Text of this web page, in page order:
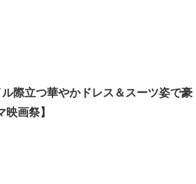
際立つ華やかドレス＆スーツ姿で豪
画祭】